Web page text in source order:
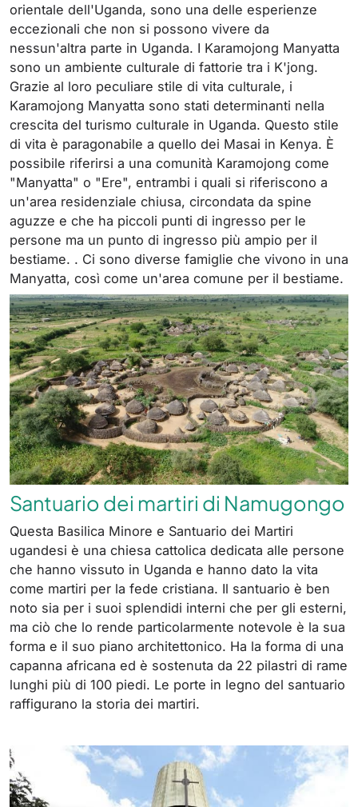
orientale dell'Uganda, sono una delle esperienze
eccezionali che non si possono vivere da
nessun'altra parte in Uganda. I Karamojong Manyatta
sono un ambiente culturale di fattorie tra i K'jong.
Grazie al loro peculiare stile di vita culturale, i
Karamojong Manyatta sono stati determinanti nella
crescita del turismo culturale in Uganda. Questo stile
di vita è paragonabile a quello dei Masai in Kenya. È
possibile riferirsi a una comunità Karamojong come
"Manyatta" o "Ere", entrambi i quali si riferiscono a
un'area residenziale chiusa, circondata da spine
aguzze e che ha piccoli punti di ingresso per le
persone ma un punto di ingresso più ampio per il
bestiame. . Ci sono diverse famiglie che vivono in una
Manyatta, così come un'area comune per il bestiame.
Santuario dei martiri di Namugongo
Questa Basilica Minore e Santuario dei Martiri
ugandesi è una chiesa cattolica dedicata alle persone
che hanno vissuto in Uganda e hanno dato la vita
come martiri per la fede cristiana. Il santuario è ben
noto sia per i suoi splendidi interni che per gli esterni,
ma ciò che lo rende particolarmente notevole è la sua
forma e il suo piano architettonico. Ha la forma di una
capanna africana ed è sostenuta da 22 pilastri di rame
lunghi più di 100 piedi. Le porte in legno del santuario
raffigurano la storia dei martiri.